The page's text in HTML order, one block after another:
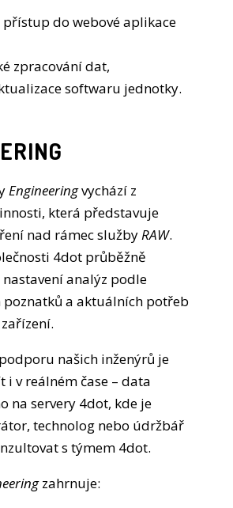
do webové aplikace
zpracování dat,
softwaru jednotky.
Engineeringvychází z
která představuje
nad rámec službyRAW.
4dot průběžně
analýz podle
poznatků a aktuálních potřeb
našich inženýrů je
i v reálném čase – data
na servery 4dot, kde je
technolog nebo údržbář
s týmem 4dot.
zahrnuje: